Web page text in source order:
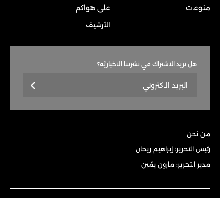
منوعات
على هواكم
الأرشيف
هل تريد الاشتراك في نشرتنا الاخباريّة؟
من نحن
رئيس التحرير: إبراهيم ريحان
مدير التحرير: مارون يمّين